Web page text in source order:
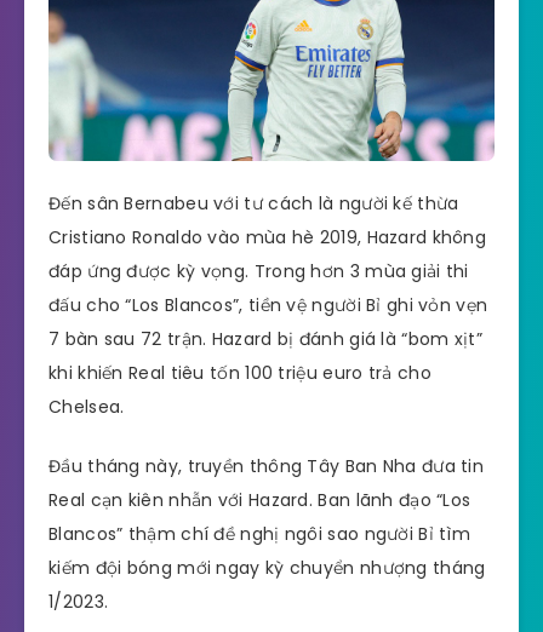
Đến sân Bernabeu với tư cách là người kế thừa
Cristiano Ronaldo vào mùa hè 2019, Hazard không
đáp ứng được kỳ vọng. Trong hơn 3 mùa giải thi
đấu cho “Los Blancos”, tiền vệ người Bỉ ghi vỏn vẹn
7 bàn sau 72 trận. Hazard bị đánh giá là “bom xịt”
khi khiến Real tiêu tốn 100 triệu euro trả cho
Chelsea.
Đầu tháng này, truyền thông Tây Ban Nha đưa tin
Real cạn kiên nhẫn với Hazard. Ban lãnh đạo “Los
Blancos” thậm chí đề nghị ngôi sao người Bỉ tìm
kiếm đội bóng mới ngay kỳ chuyển nhượng tháng
1/2023.